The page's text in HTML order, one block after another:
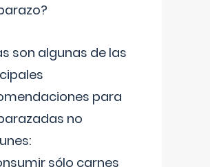
son algunas de las
para
no
sólo carnes